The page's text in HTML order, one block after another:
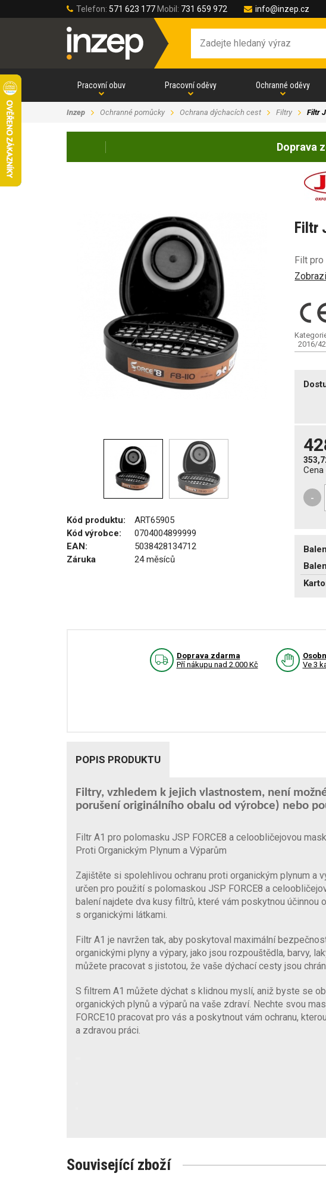
Telefon: 571 623 177 Mobil: 731 659 972 info@inzep.cz
Pracovní obuv Pracovní oděvy Ochranné oděvy
Inzep Ochranné pomůcky Ochrana dýchacích cest Filtry Filtr
Doprava
Kód produktu:
ART65905
Kód výrobce:
0704004899999
EAN:
5038428134712
Záruka
24 měsíců
Filtr
Filt pro
2016/
-
Doprava zdarma
Pří nákupu nad 2.000 Kč
Ve 3
POPIS PRODUKTU
Filtry, vzhledem k jejich vlastnostem, není
porušení originálního obalu od výrobce) nebo
Filtr A1 pro polomasku JSP FORCE8 a celoobličejovou
Proti Organickým Plynum a Výparům
Zajištěte si spolehlivou ochranu proti organickým plynum a
určen pro použití s polomaskou JSP FORCE8 a
balení najdete dva kusy filtrů, které vám poskytnou účinnou
s organickými látkami.
Filtr A1 je navržen tak, aby poskytoval maximální
organickými plyny a výpary, jako jsou rozpouštědla, barvy,
můžete pracovat s jistotou, že vaše dýchací cesty jsou
S filtrem A1 můžete dýchat s klidnou myslí, aniž byste se
organických plynů a výparů na vaše zdraví. Nechte svou
FORCE10 pracovat pro vás a poskytnout vám ochranu,
a zdravou práci.
Související zboží